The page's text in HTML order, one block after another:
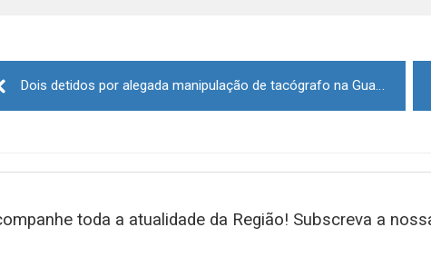
Dois detidos por alegada manipulação de tacógrafo na Guarda
toda a atualidade da Região! Subscreva a